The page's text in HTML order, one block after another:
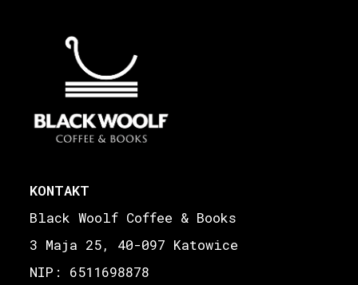
KONTAKT
Black Woolf Coffee & Books
3 Maja 25, 40-097 Katowice
NIP: 6511698878